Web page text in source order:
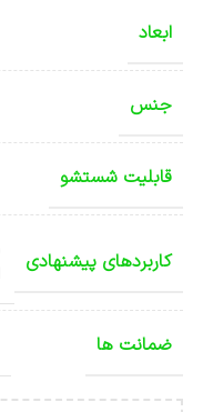
ابعاد
جنس
قابلیت شستشو
کاربردهای پیشنهادی
ضمانت ها